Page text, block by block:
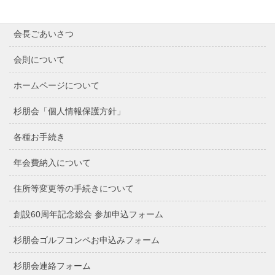
会長ごあいさつ
会則について
ホームページについて
杉朋会「個人情報保護方針」
各種お手続き
年会費納入について
住所等変更等の手続きについて
創設60周年記念総会 参加申込フォーム
杉朋会ゴルフコンペお申込みフォーム
杉朋会連絡フォーム